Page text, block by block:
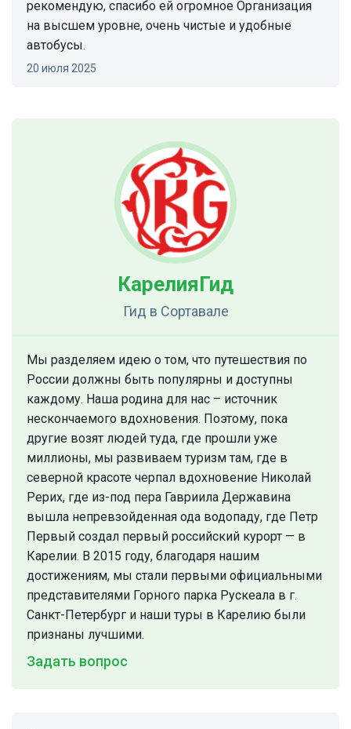
рекомендую, спасибо ей огромное Организация
на высшем уровне, очень чистые и удобные
автобусы.
20 июля 2025
КарелияГид
Гид в Сортавале
Мы разделяем идею о том, что путешествия по
России должны быть популярны и доступны
каждому. Наша родина для нас – источник
нескончаемого вдохновения. Поэтому, пока
другие возят людей туда, где прошли уже
миллионы, мы развиваем туризм там, где в
северной красоте черпал вдохновение Николай
Рерих, где из-под пера Гавриила Державина
вышла непревзойденная ода водопаду, где Петр
Первый создал первый российский курорт — в
Карелии. В 2015 году, благодаря нашим
достижениям, мы стали первыми официальными
представителями Горного парка Рускеала в г.
Санкт-Петербург и наши туры в Карелию были
признаны лучшими.
Задать вопрос